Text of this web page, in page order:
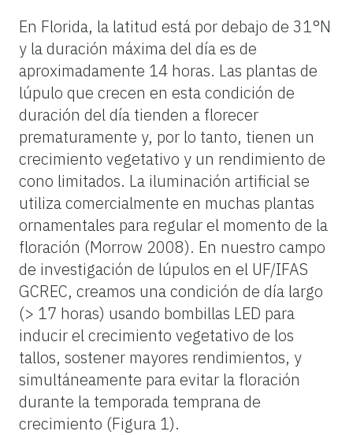
En Florida, la latitud está por debajo de 31°N
y la duración máxima del día es de
aproximadamente 14 horas. Las plantas de
lúpulo que crecen en esta condición de
duración del día tienden a florecer
prematuramente y, por lo tanto, tienen un
crecimiento vegetativo y un rendimiento de
cono limitados. La iluminación artificial se
utiliza comercialmente en muchas plantas
ornamentales para regular el momento de la
floración (Morrow 2008). En nuestro campo
de investigación de lúpulos en el UF/IFAS
GCREC, creamos una condición de día largo
(> 17 horas) usando bombillas LED para
inducir el crecimiento vegetativo de los
tallos, sostener mayores rendimientos, y
simultáneamente para evitar la floración
durante la temporada temprana de
crecimiento (Figura 1).